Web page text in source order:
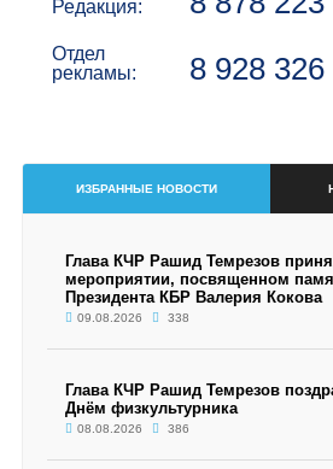
Редакция:
Отдел
рекламы:
8 928 326
ИЗБРАННЫЕ НОВОСТИ
Глава КЧР Рашид Темрезов
мероприятии, посвященном
Президента КБР Валерия Кокова
09.08.2026 338
Глава КЧР Рашид Темрезов
Днём физкультурника
08.08.2026 386